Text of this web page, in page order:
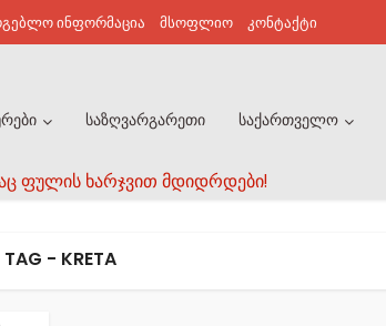
ინფორმაცია მსოფლიო კონტაქტი
ფულის ხარჯვით მდიდრდები!
საზღვარგარეთი საქართველო
TAG - KRETA